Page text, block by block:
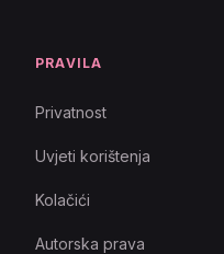
PRAVILA
Privatnost
Uvjeti korištenja
Kolačići
Autorska prava